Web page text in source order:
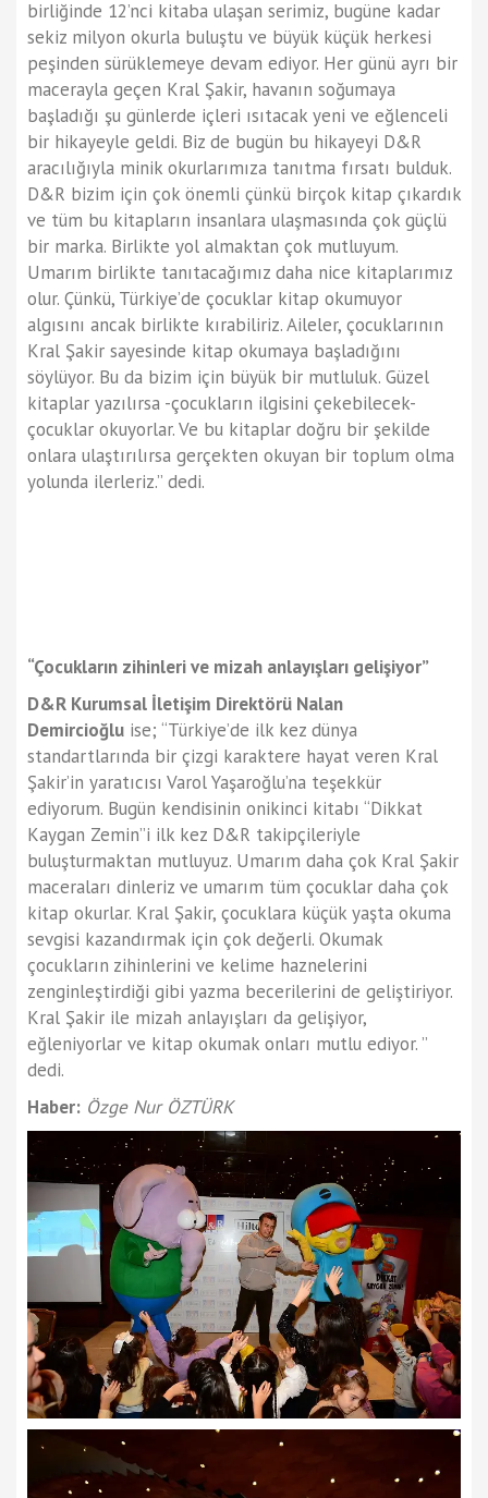
birliğinde 12’nci kitaba ulaşan serimiz, bugüne kadar
sekiz milyon okurla buluştu ve büyük küçük herkesi
peşinden sürüklemeye devam ediyor. Her günü ayrı bir
macerayla geçen Kral Şakir, havanın soğumaya
başladığı şu günlerde içleri ısıtacak yeni ve eğlenceli
bir hikayeyle geldi. Biz de bugün bu hikayeyi D&R
aracılığıyla minik okurlarımıza tanıtma fırsatı bulduk.
D&R bizim için çok önemli çünkü birçok kitap çıkardık
ve tüm bu kitapların insanlara ulaşmasında çok güçlü
bir marka. Birlikte yol almaktan çok mutluyum.
Umarım birlikte tanıtacağımız daha nice kitaplarımız
olur. Çünkü, Türkiye’de çocuklar kitap okumuyor
algısını ancak birlikte kırabiliriz. Aileler, çocuklarının
Kral Şakir sayesinde kitap okumaya başladığını
söylüyor. Bu da bizim için büyük bir mutluluk. Güzel
kitaplar yazılırsa -çocukların ilgisini çekebilecek-
çocuklar okuyorlar. Ve bu kitaplar doğru bir şekilde
onlara ulaştırılırsa gerçekten okuyan bir toplum olma
yolunda ilerleriz.” dedi.
“Çocukların zihinleri ve mizah anlayışları gelişiyor”
D&R Kurumsal İletişim Direktörü Nalan
Demircioğlu ise; “Türkiye’de ilk kez dünya
standartlarında bir çizgi karaktere hayat veren Kral
Şakir’in yaratıcısı Varol Yaşaroğlu’na teşekkür
ediyorum. Bugün kendisinin onikinci kitabı “Dikkat
Kaygan Zemin”i ilk kez D&R takipçileriyle
buluşturmaktan mutluyuz. Umarım daha çok Kral Şakir
maceraları dinleriz ve umarım tüm çocuklar daha çok
kitap okurlar. Kral Şakir, çocuklara küçük yaşta okuma
sevgisi kazandırmak için çok değerli. Okumak
çocukların zihinlerini ve kelime haznelerini
zenginleştirdiği gibi yazma becerilerini de geliştiriyor.
Kral Şakir ile mizah anlayışları da gelişiyor,
eğleniyorlar ve kitap okumak onları mutlu ediyor. ”
dedi.
Haber: Özge Nur ÖZTÜRK